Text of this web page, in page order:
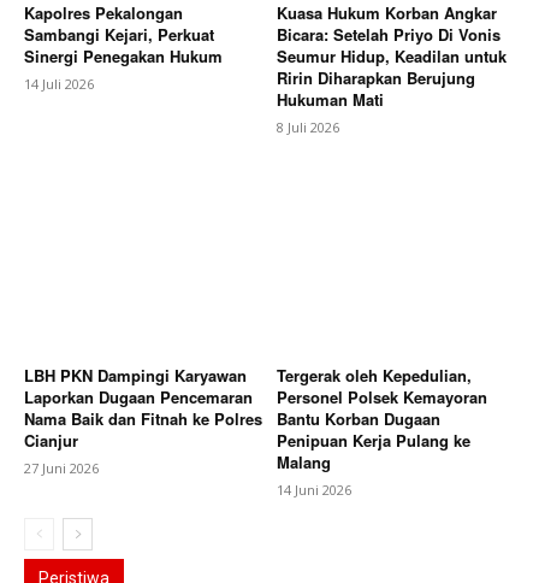
Kapolres Pekalongan
Sambangi Kejari, Perkuat
Sinergi Penegakan Hukum
14 Juli 2026
Kuasa Hukum Korban Angkar
Bicara: Setelah Priyo Di Vonis
Seumur Hidup, Keadilan untuk
Ririn Diharapkan Berujung
Hukuman Mati
8 Juli 2026
LBH PKN Dampingi Karyawan
Laporkan Dugaan Pencemaran
Nama Baik dan Fitnah ke Polres
Cianjur
27 Juni 2026
Tergerak oleh Kepedulian,
Personel Polsek Kemayoran
Bantu Korban Dugaan
Penipuan Kerja Pulang ke
Malang
14 Juni 2026
Peristiwa